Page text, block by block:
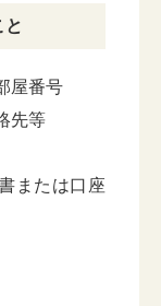
と
屋番号
先等
または口座